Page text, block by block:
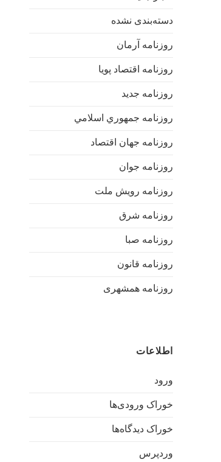
دسته‌بندی نشده
روزنامه آرمان
روزنامه اقتصاد پویا
روزنامه جدید
روزنامه جمهوري اسلامي
روزنامه جهان اقتصاد
روزنامه جوان
روزنامه رویش ملت
روزنامه شرق
روزنامه صبا
روزنامه قانون
روزنامه همشهری
اطلاعات
ورود
خوراک ورودی‌ها
خوراک دیدگاه‌ها
وردپرس